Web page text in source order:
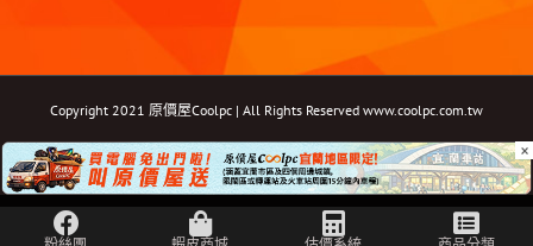
Copyright 2021 原價屋Coolpc | All Rights Reserved www.coolpc.com.tw
FacebookInstagramYouTubeTwitterEmail: ×